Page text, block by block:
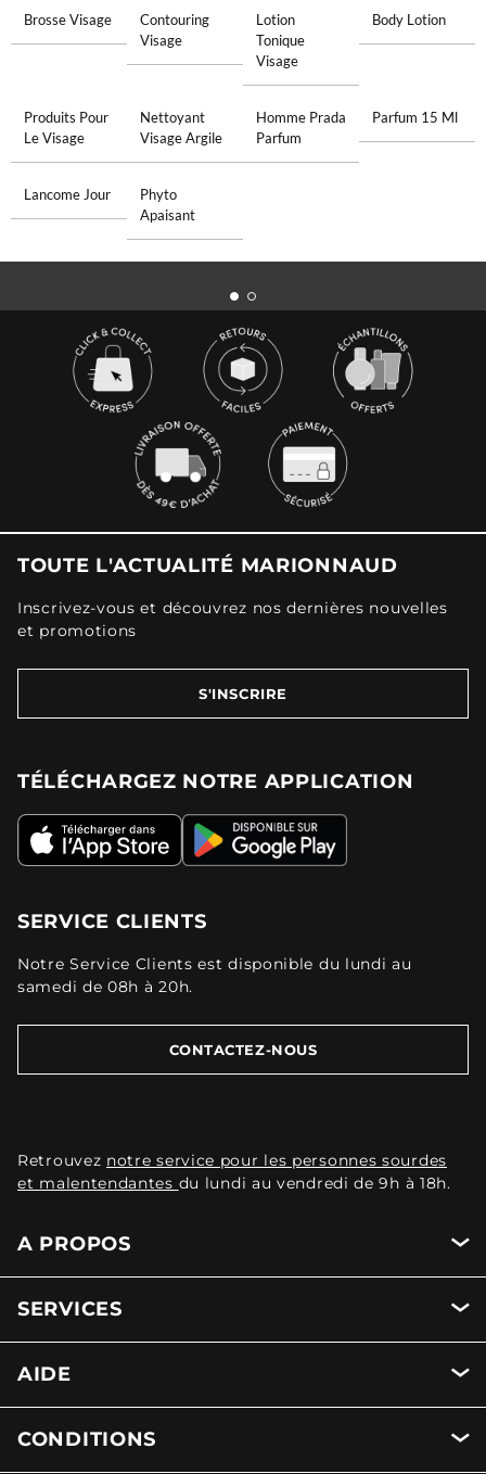
Brosse Visage
Contouring
Visage
Lotion
Tonique
Visage
Body Lotion
Produits Pour
Le Visage
Nettoyant
Visage Argile
Homme Prada
Parfum
Parfum 15 Ml
Lancome Jour
Phyto
Apaisant
TOUTE L'ACTUALITÉ MARIONNAUD
Inscrivez-vous et découvrez nos dernières nouvelles
et promotions
S'INSCRIRE
TÉLÉCHARGEZ NOTRE APPLICATION
SERVICE CLIENTS
Notre Service Clients est disponible du lundi au
samedi de 08h à 20h.
CONTACTEZ-NOUS
Retrouvez notre service pour les personnes sourdes
et malentendantes du lundi au vendredi de 9h à 18h.
A PROPOS
SERVICES
AIDE
CONDITIONS